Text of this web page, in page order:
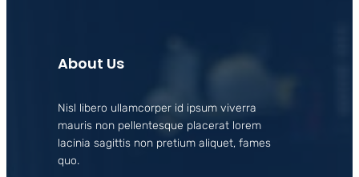
About Us
Nisl libero ullamcorper id ipsum viverra
mauris non pellentesque placerat lorem
lacinia sagittis non pretium aliquet, fames
quo.